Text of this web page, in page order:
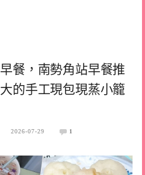
餐，南勢角站早餐推
的手工現包現蒸小籠
2026-07-29 1